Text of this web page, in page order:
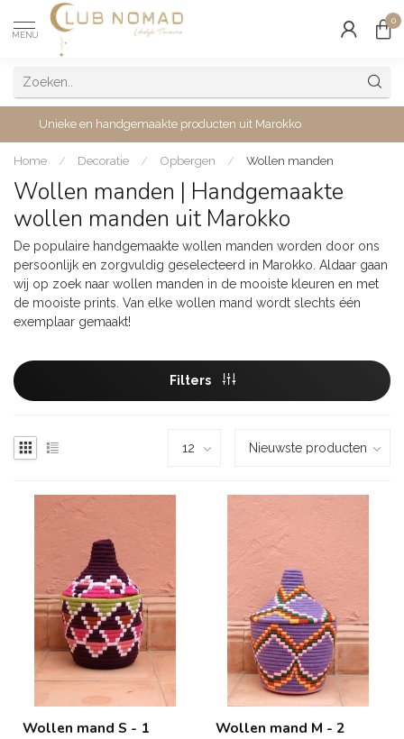
MENU
0
Unieke en handgemaakte producten uit Marokko
Home / Decoratie / Opbergen / Wollen manden
Wollen manden | Handgemaakte
wollen manden uit Marokko
De populaire handgemaakte wollen manden worden door ons
persoonlijk en zorgvuldig geselecteerd in Marokko. Aldaar gaan
wij op zoek naar wollen manden in de mooiste kleuren en met
de mooiste prints. Van elke wollen mand wordt slechts één
exemplaar gemaakt!
Filters
Wollen mand S - 1 Wollen mand M - 2